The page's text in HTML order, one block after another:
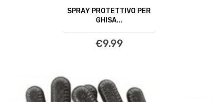
SPRAY PROTETTIVO PER
GHISA...
€9.99